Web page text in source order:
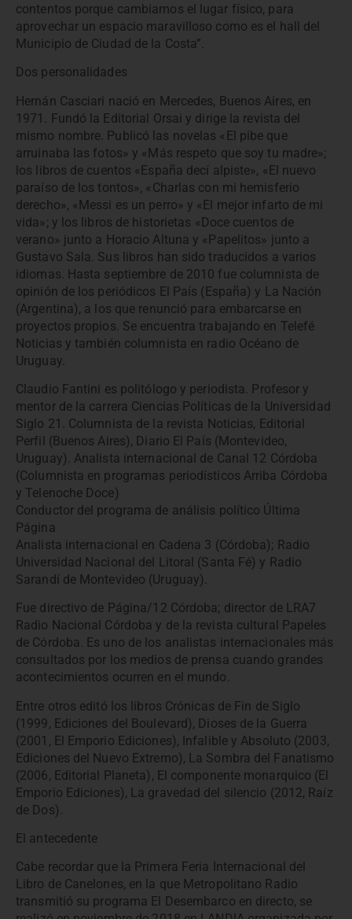
contentos porque cambiamos el lugar físico, para
aprovechar un espacio maravilloso como es el hall del
Municipio de Ciudad de la Costa”.
Dos personalidades
Hernán Casciari nació en Mercedes, Buenos Aires, en
1971. Fundó la Editorial Orsai y dirige la revista del
mismo nombre. Publicó las novelas «El pibe que
arruinaba las fotos» y «Más respeto que soy tu madre»;
los libros de cuentos «España decí alpiste», «El nuevo
paraíso de los tontos», «Charlas con mi hemisferio
derecho», «Messi es un perro» y «El mejor infarto de mi
vida»; y los libros de historietas «Doce cuentos de
verano» junto a Horacio Altuna y «Papelitos» junto a
Gustavo Sala. Sus libros han sido traducidos a varios
idiomas. Hasta septiembre de 2010 fue columnista de
opinión de los periódicos El País (España) y La Nación
(Argentina), a los que renunció para embarcarse en
proyectos propios. Se encuentra trabajando en Telefé
Noticias y también columnista en radio Océano de
Uruguay.
Claudio Fantini es politólogo y periodista. Profesor y
mentor de la carrera Ciencias Políticas de la Universidad
Siglo 21. Columnista de la revista Noticias, Editorial
Perfil (Buenos Aires), Diario El País (Montevideo,
Uruguay). Analista internacional de Canal 12 Córdoba
(Columnista en programas periodísticos Arriba Córdoba
y Telenoche Doce)
Conductor del programa de análisis político Última
Página
Analista internacional en Cadena 3 (Córdoba); Radio
Universidad Nacional del Litoral (Santa Fé) y Radio
Sarandí de Montevideo (Uruguay).
Fue directivo de Página/12 Córdoba; director de LRA7
Radio Nacional Córdoba y de la revista cultural Papeles
de Córdoba. Es uno de los analistas internacionales más
consultados por los medios de prensa cuando grandes
acontecimientos ocurren en el mundo.
Entre otros editó los libros Crónicas de Fin de Siglo
(1999, Ediciones del Boulevard), Dioses de la Guerra
(2001, El Emporio Ediciones), Infalible y Absoluto (2003,
Ediciones del Nuevo Extremo), La Sombra del Fanatismo
(2006, Editorial Planeta), El componente monarquico (El
Emporio Ediciones), La gravedad del silencio (2012, Raíz
de Dos).
El antecedente
Cabe recordar que la Primera Feria Internacional del
Libro de Canelones, en la que Metropolitano Radio
transmitió su programa El Desembarco en directo, se